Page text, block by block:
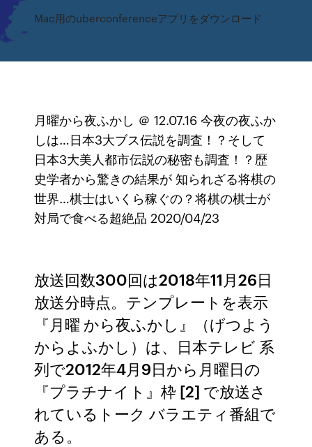
Mac用のuberconferenceアプリをダウンロード
月曜から夜ふかし ＠ 12.07.16 今夜の夜ふか
しは…日本3大ブス伝説を調査！？そして
日本3大美人都市伝説の秘密も調査！？歴
史学者から驚きの結果が 知られざる将棋の
世界…棋士はいくら稼ぐの？将棋の棋士が
対局で食べる超絶品 2020/04/23
放送回数300回は2018年11月26日
放送分時点。テンプレートを表示
『月曜 から夜ふかし』（げつよう
からよふかし）は、日本テレビ 系
列で2012年4月9日から月曜日の
『プラチナイト』枠 [2] で放送さ
れているトーク バラエティ番組で
ある。